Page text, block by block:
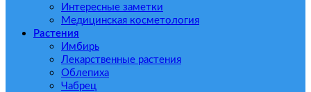
Интересные заметки
Медицинская косметология
Растения
Имбирь
Лекарственные растения
Облепиха
Чабрец